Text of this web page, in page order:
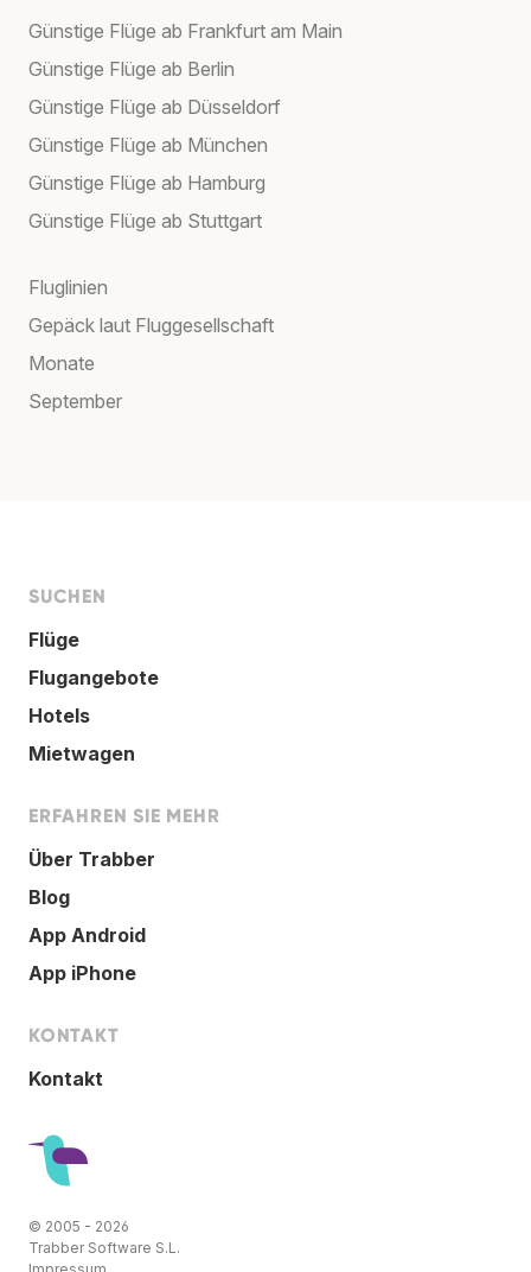
Günstige Flüge ab Frankfurt am Main
Günstige Flüge ab Berlin
Günstige Flüge ab Düsseldorf
Günstige Flüge ab München
Günstige Flüge ab Hamburg
Günstige Flüge ab Stuttgart
Fluglinien
Gepäck laut Fluggesellschaft
Monate
September
SUCHEN
Flüge
Flugangebote
Hotels
Mietwagen
ERFAHREN SIE MEHR
Über Trabber
Blog
App Android
App iPhone
KONTAKT
Kontakt
© 2005 - 2026
Trabber Software S.L.